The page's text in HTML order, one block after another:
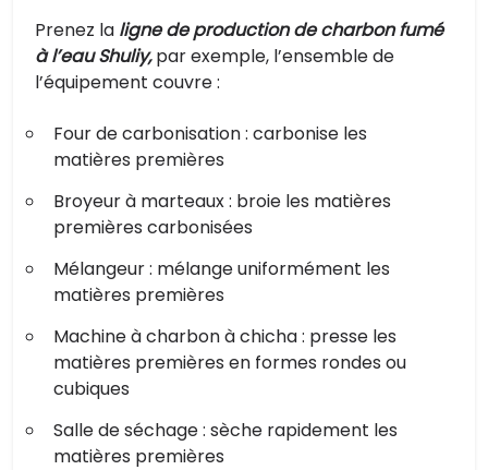
Prenez la ligne de production de charbon fumé
à l’eau Shuliy,par exemple, l’ensemble de
l’équipement couvre :
Four de carbonisation : carbonise les
matières premières
Broyeur à marteaux : broie les matières
premières carbonisées
Mélangeur : mélange uniformément les
matières premières
Machine à charbon à chicha : presse les
matières premières en formes rondes ou
cubiques
Salle de séchage : sèche rapidement les
matières premières